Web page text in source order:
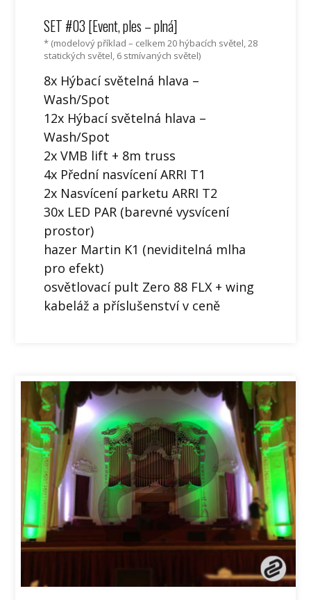
SET #03 [Event, ples – plná]
* (modelový příklad – celkem 20 hýbacích světel, 28
statických světel, 6 stmívaných světel)
8x Hýbací světelná hlava –
Wash/Spot
12x Hýbací světelná hlava –
Wash/Spot
2x VMB lift + 8m truss
4x Přední nasvícení ARRI T1
2x Nasvícení parketu ARRI T2
30x LED PAR (barevné vysvícení
prostor)
hazer Martin K1 (neviditelná mlha
pro efekt)
osvětlovací pult Zero 88 FLX + wing
kabeláž a příslušenství v ceně